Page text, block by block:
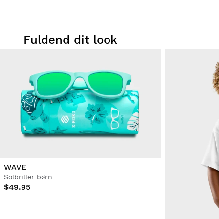
Fuldend dit look
WAVE
Solbriller børn
$49.95